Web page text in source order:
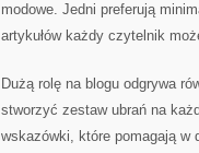
modowe. Jedni preferują
artykułów każdy czytelnik
Dużą rolę na blogu odgrywa
stworzyć zestaw ubrań na
wskazówki, które pomagają